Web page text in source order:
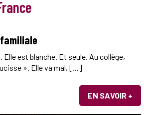
Elle est blanche. Et seule. Au collège,
». Elle va mal, […]
EN SAVOIR +